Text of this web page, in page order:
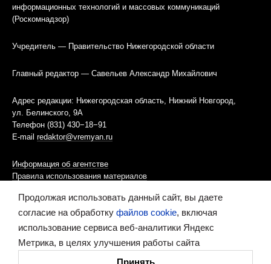
информационных технологий и массовых коммуникаций
(Роскомнадзор)
Учредитель — Правительство Нижегородской области
Главный редактор — Савельев Александр Михайлович
Адрес редакции: Нижегородская область, Нижний Новгород,
ул. Белинского, 9А
Телефон (831) 430−18−91
E-mail redaktor@vremyan.ru
Информация об агентстве
Правила использования материалов
Информационная политика использования «cookies»-файлов
Ресурс содержит материалы 16+
Продолжая использовать данный сайт, вы даете
согласие на обработку файлов cookie, включая
использование сервиса веб-аналитики Яндекс
Метрика, в целях улучшения работы сайта
Принять